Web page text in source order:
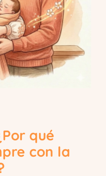
qué
con la